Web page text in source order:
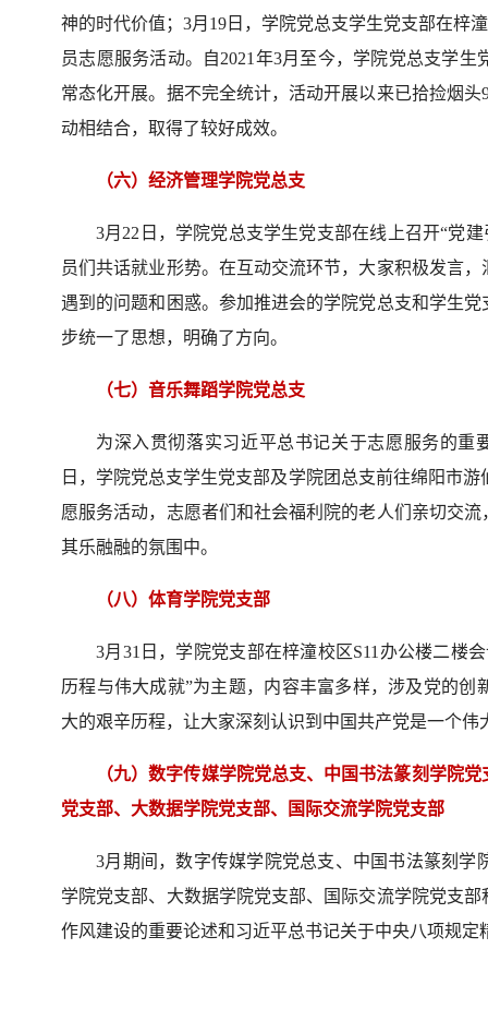
神的时代价值；3月19日，学院党总支学生党支部在
员志愿服务活动。自2021年3月至今，学院党总支学
常态化开展。据不完全统计，活动开展以来已拾捡烟
动相结合，取得了较好成效。
（六）经济管理学院党总支
3月22日，学院党总支学生党支部在线上召开“党
员们共话就业形势。在互动交流环节，大家积极发言
遇到的问题和困惑。参加推进会的学院党总支和学生
步统一了思想，明确了方向。
（七）音乐舞蹈学院党总支
为深入贯彻落实习近平总书记关于志愿服务的重
日，学院党总支学生党支部及学院团总支前往绵阳市
愿服务活动，志愿者们和社会福利院的老人们亲切交
其乐融融的氛围中。
（八）体育学院党支部
3月31日，学院党支部在梓潼校区S11办公楼二楼
历程与伟大成就”为主题，内容丰富多样，涉及党的
大的艰辛历程，让大家深刻认识到中国共产党是一个伟
（九）数字传媒学院党总支、中国书法篆刻学院
党支部、大数据学院党支部、国际交流学院党支部
3月期间，数字传媒学院党总支、中国书法篆刻
学院党支部、大数据学院党支部、国际交流学院党支
作风建设的重要论述和习近平总书记关于中央八项规定